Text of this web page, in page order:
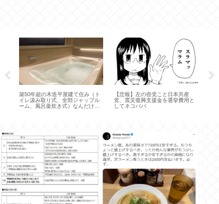
築50年超の木造平屋建て住み（ト
イレ汲み取り式、全部ジャップル
ーム、風呂釜炊き式）なんだけど
【悲報】左の壺党こと日本共産
党、震災復興支援金を選挙費用と
してネコババ